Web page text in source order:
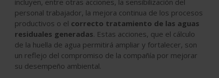
personal trabajador, la mejora continua de los procesos
productivos o el correcto tratamiento de las aguas
residuales generadas. Estas acciones, que el cálculo
de la huella de agua permitirá ampliar y fortalecer, son
un reflejo del compromiso de la compañía por mejorar
su desempeño ambiental.